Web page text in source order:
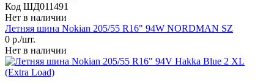
Код ШД011491
Нет в наличии
Летняя шина Nokian 205/55 R16" 94W NORDMAN SZ
0 р./шт.
Нет в наличии